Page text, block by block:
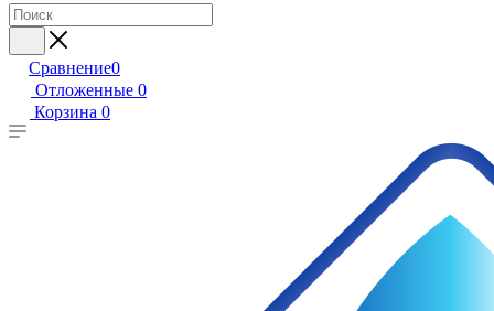
Сравнение0
Отложенные 0
Корзина 0